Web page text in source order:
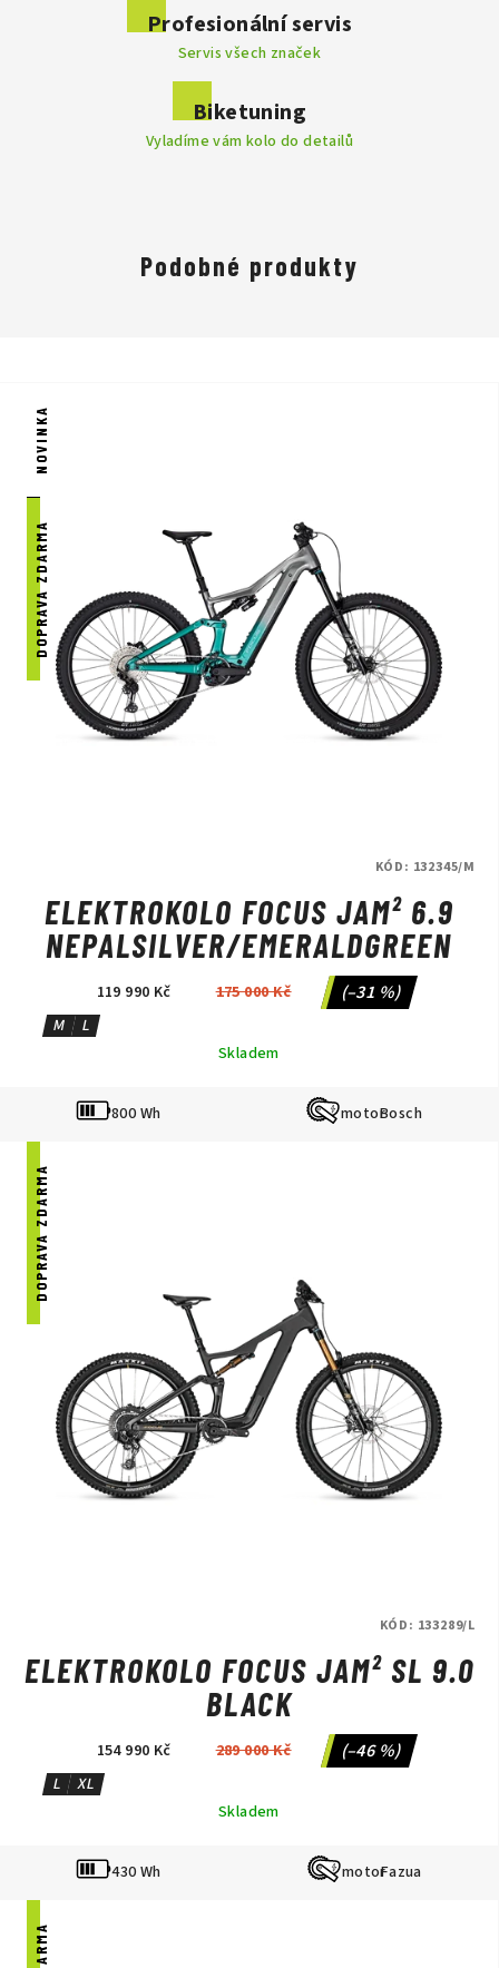
. Výrobce
disponuje velkým a moderním testovacím centrem, kde se
vyvíjí nespočet prototypů a technologií, které jsou do výroby
kol implementovány. Každý model prochází řadou testů a
vyznačuje se dokonalostí do posledního detailu. Značka Focus
je mezi profesionály velmi známá, nabízí perfektní výkon,
vyváženost a dokáže uspokojit i ty nejnáročnější jezdce.
Profesionální servis
Servis všech značek
Biketuning
Vyladíme vám kolo do detailů
Podobné produkty
NOVINKA
DOPRAVA ZDARMA
ELEKTROKOLO FOCUS JAM² 6.9
NEPALSILVER/EMERALDGREEN
119 990 Kč 175 000 Kč (–31 %)
M
L
Skladem
KÓD: 132345/M
800 Wh Bosch
DOPRAVA ZDARMA
ELEKTROKOLO FOCUS JAM² SL 9.0
BLACK
154 990 Kč 289 000 Kč (–46 %)
L
XL
Skladem
KÓD: 133289/L
430 Wh Fazua